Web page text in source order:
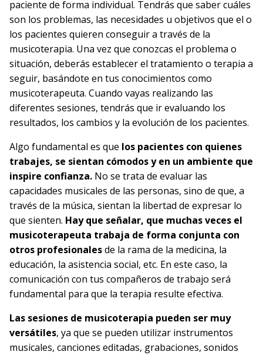
paciente de forma individual. Tendrás que saber cuáles
son los problemas, las necesidades u objetivos que el o
los pacientes quieren conseguir a través de la
musicoterapia. Una vez que conozcas el problema o
situación, deberás establecer el tratamiento o terapia a
seguir, basándote en tus conocimientos como
musicoterapeuta. Cuando vayas realizando las
diferentes sesiones, tendrás que ir evaluando los
resultados, los cambios y la evolución de los pacientes.
Algo fundamental es que los pacientes con quienes
trabajes, se sientan cómodos y en un ambiente que
inspire confianza. No se trata de evaluar las
capacidades musicales de las personas, sino de que, a
través de la música, sientan la libertad de expresar lo
que sienten. Hay que señalar, que muchas veces el
musicoterapeuta trabaja de forma conjunta con
otros profesionalesde la rama de la medicina, la
educación, la asistencia social, etc. En este caso, la
comunicación con tus compañeros de trabajo será
fundamental para que la terapia resulte efectiva.
Las sesiones de musicoterapia pueden ser muy
versátiles, ya que se pueden utilizar instrumentos
musicales, canciones editadas, grabaciones, sonidos